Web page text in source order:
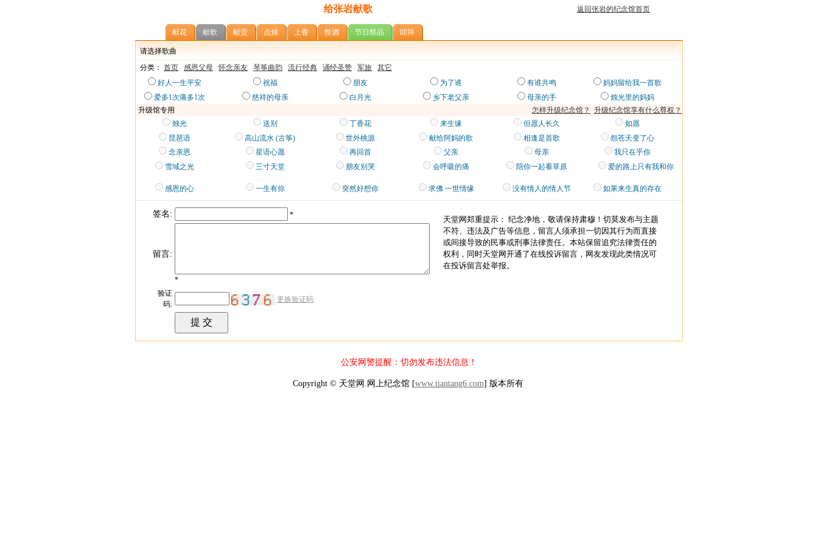
给张岩献歌 返回张岩的纪念馆首页
献花 献歌 献贡 点烛 上香 祭酒 节日祭品 叩拜
请选择歌曲
分类： 首页 感恩父母 怀念亲友 琴筝曲韵 流行经典 诵经圣赞 军旅
其它
好人一生平安
祝福 朋友 为了谁 有谁共鸣
妈妈留给我一首歌
爱多1次痛多1次
慈祥的母亲 白月光 乡下老父亲 母亲的手
烛光里的妈妈
升级馆专用
怎样升级纪念馆？
升级纪念馆享有什么尊权？
烛光
送别 丁香花 来生缘 但愿人长久
如愿
琵琶语
高山流水 (古筝) 世外桃源 献给阿妈的歌 相逢是首歌
怨苍天变了心
念亲恩
星语心愿 再回首 父亲 母亲
我只在乎你
雪域之光
三寸天堂 朋友别哭 会呼吸的痛 陪你一起看草原 爱的路上只有我和你
感恩的心 一生有你 突然好想你 求佛 一世情缘 没有情人的情人节 如果来生真的存在
签名: *
天堂网郑重提示： 纪念净地，敬请保持肃穆！切莫发布与主题
不符、违法及广告等信息，留言人须承担一切因其行为而直接
或间接导致的民事或刑事法律责任。本站保留追究法律责任的
权利，同时天堂网开通了在线投诉留言，网友发现此类情况可
在投诉留言处举报。
留言:
*
验证
码:
更换验证码
公安网警提醒：切勿发布违法信息！
Copyright © 天堂网.网上纪念馆 [www.tiantang6.com] 版本所有